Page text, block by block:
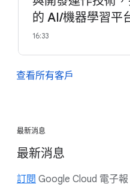
的 AI/機器學習平
16:33
查看所有客戶
最新消息
最新消息
訂閱 Google Cloud 電子